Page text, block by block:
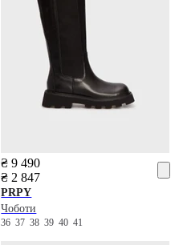
₴ 9 490
₴ 2 847
PRPY
Чоботи
363738394041